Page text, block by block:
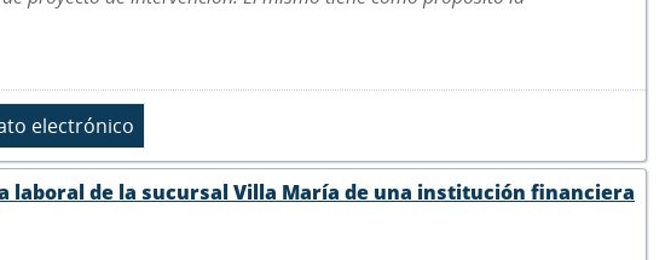
laboral de la sucursal Villa María de una institución financiera